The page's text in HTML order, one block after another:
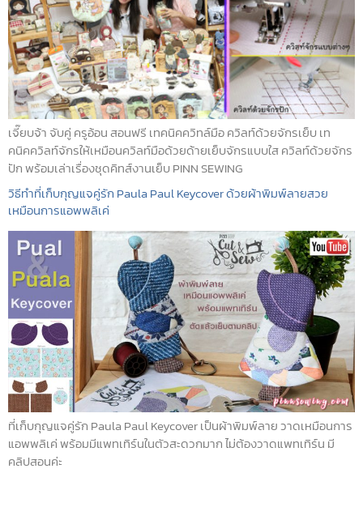
เจี๊ยบจ้า จับคู่ ครูอ้อน สอนฟรี เทคนิคควิทล์มือ ควิลท์ด้วยจักรเย็บ เท
คนิคควิลท์จักรให้เหมือนควิลท์มือด้วยด้ายเย็บจักรแบบใส ควิลท์ด้วยจักร
ปัก พร้อมเล่าเรื่องชุดคิทส์งานเย็บ PINN SEWING
วิธีทำที่เก็บกุญแจคู่รัก Paula Paul Keycover ด้วยผ้าพิมพ์ลายสวย
เหมือนการแอพพลิเค่
ที่เก็บกุญแจคู่รัก Paula Paul Keycover เป็นผ้าพิมพ์ลาย วาดเหมือนการ
แอพพลิเค่ พร้อมมีแพทเทิร์นในตัวสะดวกมาก ไม่ต้องวาดแพทเทิร์น มี
คลิปสอนค่ะ